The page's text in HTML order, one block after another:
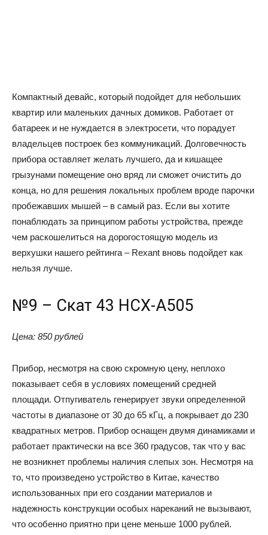
Компактный девайс, который подойдет для небольших
квартир или маленьких дачных домиков. Работает от
батареек и не нуждается в электросети, что порадует
владельцев построек без коммуникаций. Долговечность
прибора оставляет желать лучшего, да и кишащее
грызунами помещение оно вряд ли сможет очистить до
конца, но для решения локальных проблем вроде парочки
пробежавших мышей – в самый раз. Если вы хотите
понаблюдать за принципом работы устройства, прежде
чем раскошелиться на дорогостоящую модель из
верхушки нашего рейтинга – Rexant вновь подойдет как
нельзя лучше.
№9 – Скат 43 НСХ-А505
Цена: 850 рублей
Прибор, несмотря на свою скромную цену, неплохо
показывает себя в условиях помещений средней
площади. Отпугиватель генерирует звуки определенной
частоты в диапазоне от 30 до 65 кГц, а покрывает до 230
квадратных метров. Прибор оснащен двумя динамиками и
работает практически на все 360 градусов, так что у вас
не возникнет проблемы наличия слепых зон. Несмотря на
то, что произведено устройство в Китае, качество
использованных при его создании материалов и
надежность конструкции особых нареканий не вызывают,
что особенно приятно при цене меньше 1000 рублей.